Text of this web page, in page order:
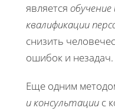
является
квалификации
снизить
ошибок и незадач.
Еще одним
и консультации с